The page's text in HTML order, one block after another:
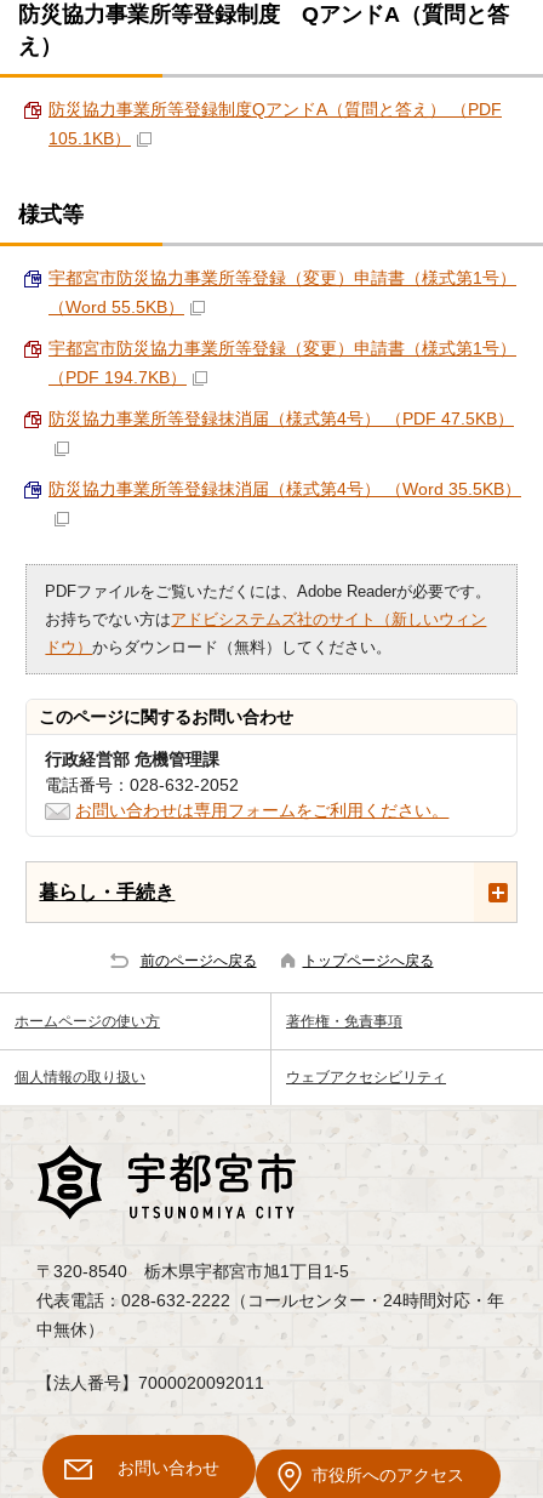
防災協力事業所等登録制度 QアンドA（質問と答
え）
防災協力事業所等登録制度QアンドA（質問と答え） （PDF
105.1KB）
様式等
宇都宮市防災協力事業所等登録（変更）申請書（様式第1号）
（Word 55.5KB）
宇都宮市防災協力事業所等登録（変更）申請書（様式第1号）
（PDF 194.7KB）
防災協力事業所等登録抹消届（様式第4号） （PDF 47.5KB）
防災協力事業所等登録抹消届（様式第4号） （Word 35.5KB）
PDFファイルをご覧いただくには、Adobe Readerが必要です。
お持ちでない方はアドビシステムズ社のサイト（新しいウィン
ドウ）からダウンロード（無料）してください。
このページに関するお問い合わせ
行政経営部 危機管理課
電話番号：028-632-2052
お問い合わせは専用フォームをご利用ください。
暮らし・手続き
前のページへ戻る トップページへ戻る
ホームページの使い方 著作権・免責事項
個人情報の取り扱い ウェブアクセシビリティ
〒320-8540 栃木県宇都宮市旭1丁目1-5
代表電話：028-632-2222（コールセンター・24時間対応・年
中無休）
【法人番号】7000020092011
お問い合わせ 市役所へのアクセス